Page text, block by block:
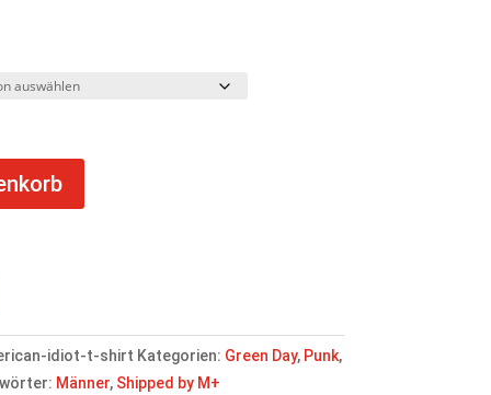
idiot-t-shirt Kategorien: Green Day, Punk,
Männer, Shipped by M+